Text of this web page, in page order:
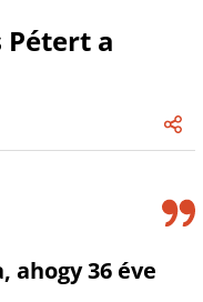
a
ahogy 36 éve